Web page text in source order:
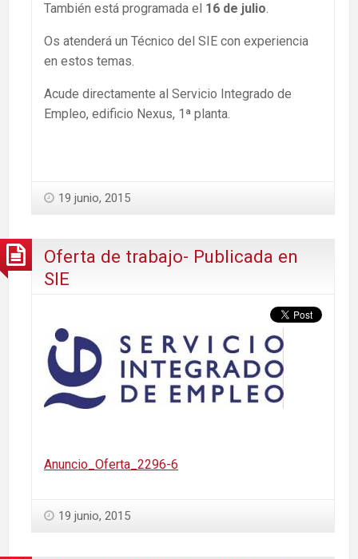
También está programada el 16 de julio.
Os atenderá un Técnico del SIE con experiencia
en estos temas.
Acude directamente al Servicio Integrado de
Empleo, edificio Nexus, 1ª planta.
19 junio, 2015
Oferta de trabajo- Publicada en
SIE
Anuncio_Oferta_2296-6
19 junio, 2015